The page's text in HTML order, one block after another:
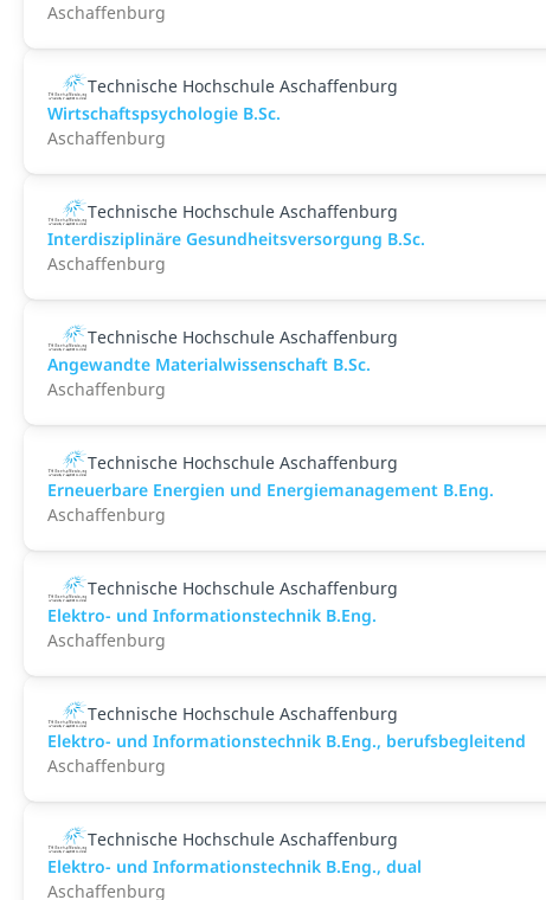
Aschaffenburg
Technische Hochschule Aschaffenburg
Wirtschaftspsychologie B.Sc.
Aschaffenburg
Technische Hochschule Aschaffenburg
Interdisziplinäre Gesundheitsversorgung B.Sc.
Aschaffenburg
Technische Hochschule Aschaffenburg
Angewandte Materialwissenschaft B.Sc.
Aschaffenburg
Technische Hochschule Aschaffenburg
Erneuerbare Energien und Energiemanagement B.Eng.
Aschaffenburg
Technische Hochschule Aschaffenburg
Elektro- und Informationstechnik B.Eng.
Aschaffenburg
Technische Hochschule Aschaffenburg
Elektro- und Informationstechnik B.Eng., berufsbegleitend
Aschaffenburg
Technische Hochschule Aschaffenburg
Elektro- und Informationstechnik B.Eng., dual
Aschaffenburg